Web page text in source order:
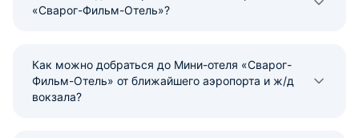
«Сварог-Фильм-Отель»?
Как можно добраться до Мини-отеля «Сварог-
Фильм-Отель» от ближайшего аэропорта и ж/д
вокзала?